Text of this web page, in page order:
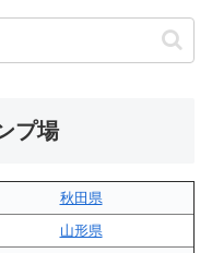
プ場
秋田県
山形県